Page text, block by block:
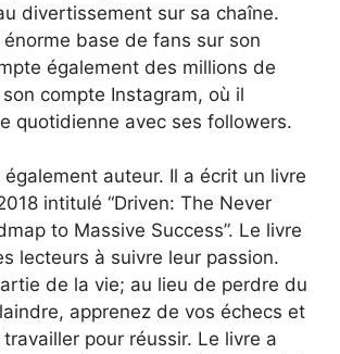
divertissement sur sa chaîne.
base de fans sur son
également des millions de
compte Instagram, où il
quotidienne avec ses followers.
auteur. Il a écrit un livre
intitulé “Driven: The Never
to Massive Success”. Le livre
lecteurs à suivre leur passion.
de la vie; au lieu de perdre du
apprenez de vos échecs et
pour réussir. Le livre a